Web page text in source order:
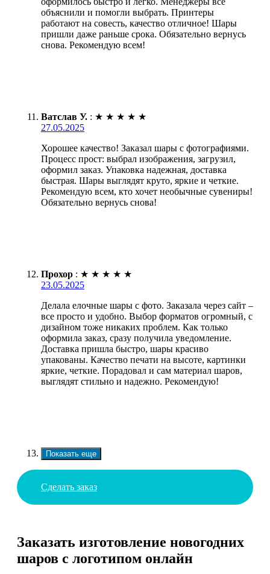
объяснили и помогли выбрать. Принтеры
работают на совесть, качество отличное! Шары
пришли даже раньше срока. Обязательно вернусь
снова. Рекомендую всем!
Ватслав У. : ★ ★ ★ ★ ★
27.05.2025
Хорошее качество! Заказал шары с фотографиями.
Процесс прост: выбрал изображения, загрузил,
оформил заказ. Упаковка надежная, доставка
быстрая. Шары выглядят круто, яркие и четкие.
Рекомендую всем, кто хочет необычные сувениры!
Обязательно вернусь снова!
Прохор : ★ ★ ★ ★ ★
23.05.2025
Делала елочные шары с фото. Заказала через сайт –
все просто и удобно. Выбор форматов огромный, с
дизайном тоже никаких проблем. Как только
оформила заказ, сразу получила уведомление.
Доставка пришла быстро, шары красиво
упакованы. Качество печати на высоте, картинки
яркие, четкие. Порадовал и сам материал шаров,
выглядят стильно и надежно. Рекомендую!
Показать еще
Сделать заказ
Заказать изготовление новогодних
шаров с логотипом онлайн